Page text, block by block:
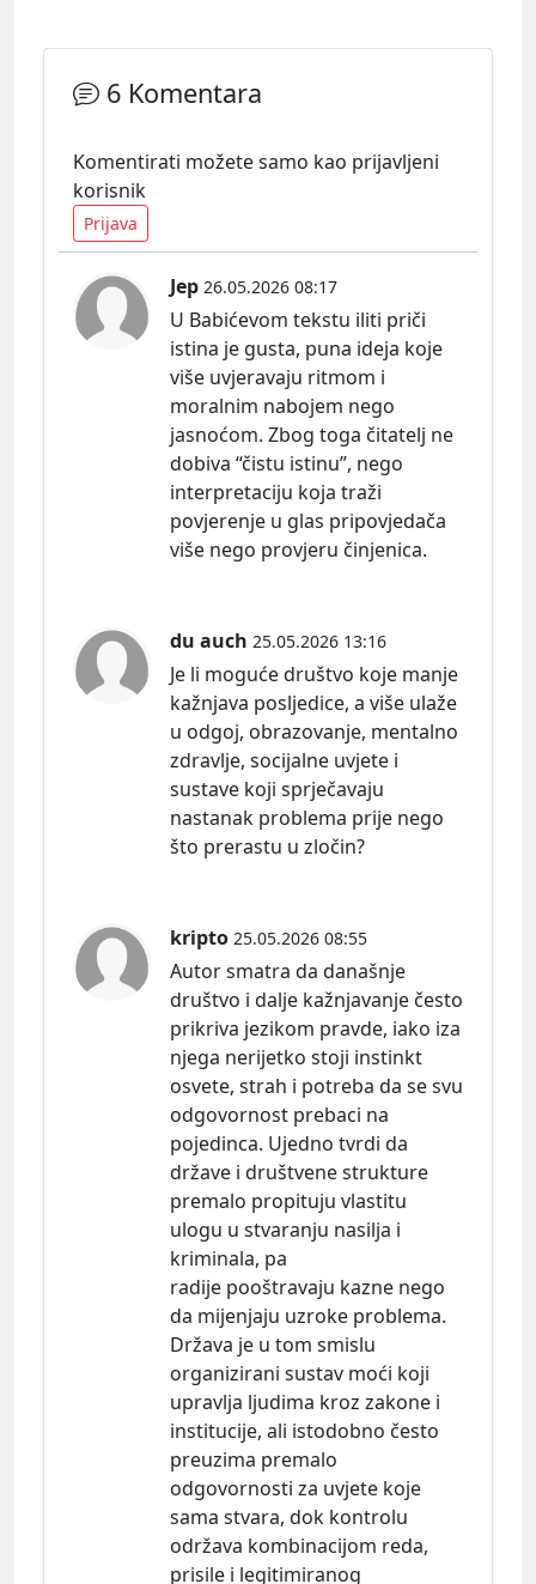
6 Komentara
Komentirati možete samo kao prijavljeni
korisnik
Prijava
Jep 26.05.2026 08:17
U Babićevom tekstu iliti priči
istina je gusta, puna ideja koje
više uvjeravaju ritmom i
moralnim nabojem nego
jasnoćom. Zbog toga čitatelj ne
dobiva “čistu istinu”, nego
interpretaciju koja traži
povjerenje u glas pripovjedača
više nego provjeru činjenica.
du auch 25.05.2026 13:16
Je li moguće društvo koje manje
kažnjava posljedice, a više ulaže
u odgoj, obrazovanje, mentalno
zdravlje, socijalne uvjete i
sustave koji sprječavaju
nastanak problema prije nego
što prerastu u zločin?
kripto 25.05.2026 08:55
Autor smatra da današnje
društvo i dalje kažnjavanje često
prikriva jezikom pravde, iako iza
njega nerijetko stoji instinkt
osvete, strah i potreba da se svu
odgovornost prebaci na
pojedinca. Ujedno tvrdi da
države i društvene strukture
premalo propituju vlastitu
ulogu u stvaranju nasilja i
kriminala, pa
radije pooštravaju kazne nego
da mijenjaju uzroke problema.
Država je u tom smislu
organizirani sustav moći koji
upravlja ljudima kroz zakone i
institucije, ali istodobno često
preuzima premalo
odgovornosti za uvjete koje
sama stvara, dok kontrolu
održava kombinacijom reda,
prisile i legitimiranog